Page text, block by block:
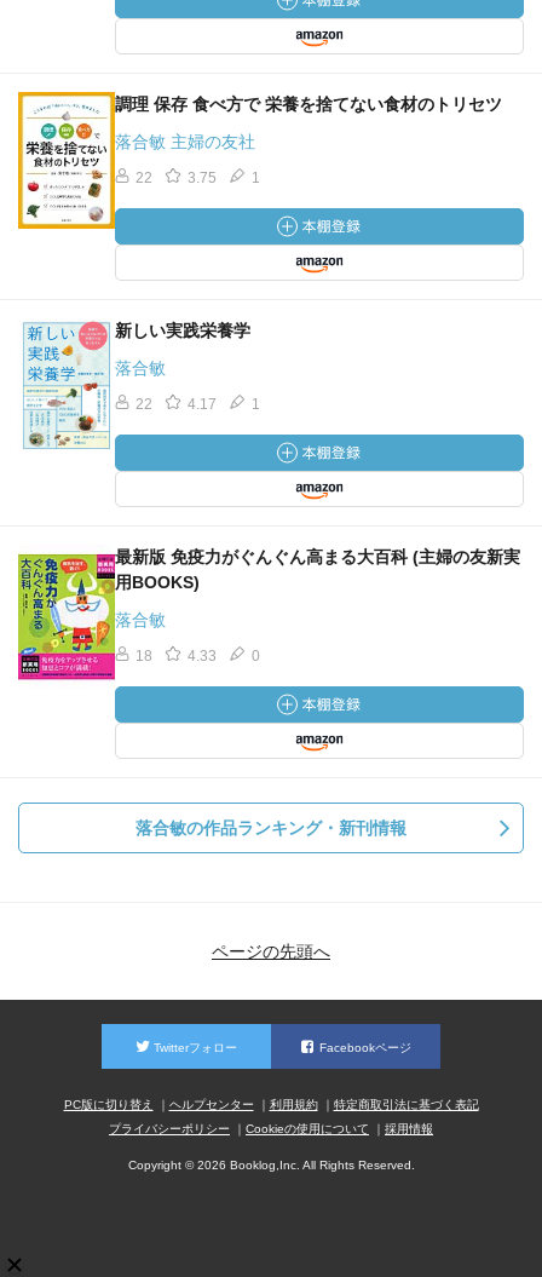
調理 保存 食べ方で 栄養を捨てない食材のトリセツ
落合敏 主婦の友社
22 3.75 1
新しい実践栄養学
落合敏
22 4.17 1
最新版 免疫力がぐんぐん高まる大百科 (主婦の友新実
用BOOKS)
落合敏
18 4.33 0
落合敏の作品ランキング・新刊情報
ページの先頭へ
Twitterフォロー Facebookページ
PC版に切り替え ヘルプセンター 利用規約
特定商取引法に基づく表記
プライバシーポリシー
Cookieの使用について 採用情報
Copyright © 2026 Booklog,Inc. All Rights Reserved.